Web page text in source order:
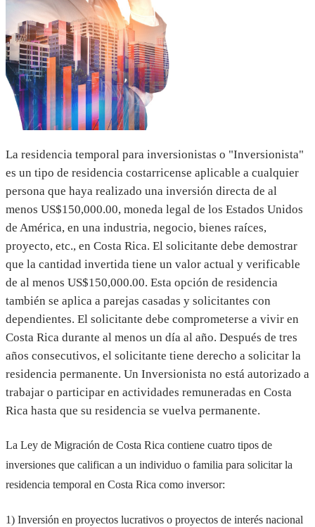
La residencia temporal para inversionistas o "Inversionista"
es un tipo de residencia costarricense aplicable a cualquier
persona que haya realizado una inversión directa de al
menos US$150,000.00, moneda legal de los Estados Unidos
de América, en una industria, negocio, bienes raíces,
proyecto, etc., en Costa Rica. El solicitante debe demostrar
que la cantidad invertida tiene un valor actual y verificable
de al menos US$150,000.00. Esta opción de residencia
también se aplica a parejas casadas y solicitantes con
dependientes. El solicitante debe comprometerse a vivir en
Costa Rica durante al menos un día al año. Después de tres
años consecutivos, el solicitante tiene derecho a solicitar la
residencia permanente. Un Inversionista no está autorizado a
trabajar o participar en actividades remuneradas en Costa
Rica hasta que su residencia se vuelva permanente.
La Ley de Migración de Costa Rica contiene cuatro tipos de
inversiones que califican a un individuo o familia para solicitar la
residencia temporal en Costa Rica como inversor:
1) Inversión en proyectos lucrativos o proyectos de interés nacional